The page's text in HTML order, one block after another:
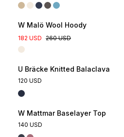
W Malö Wool Hoody
182 USD 260 USD
U Bräcke Knitted Balaclava
120 USD
W Mattmar Baselayer Top
140 USD